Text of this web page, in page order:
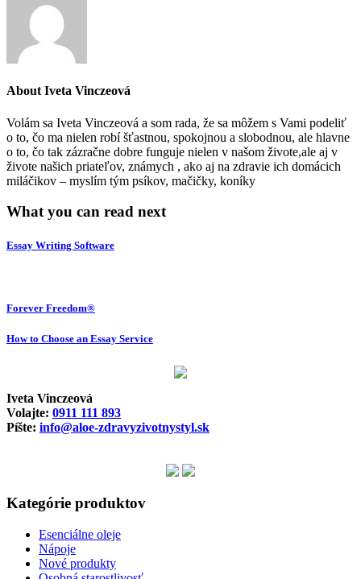
AboutIveta Vinczeová
Volám sa Iveta Vinczeová a som rada, že sa môžem s Vami podeliť
o to, čo ma nielen robí šťastnou, spokojnou a slobodnou, ale hlavne
o to, čo tak zázračne dobre funguje nielen v našom živote,ale aj v
živote našich priateľov, známych , ako aj na zdravie ich domácich
miláčikov – myslím tým psíkov, mačičky, koníky
What you can read next
Essay Writing Software
Forever Freedom®
How to Choose an Essay Service
Iveta Vinczeová
Volajte: 0911 111 893
Píšte: info@aloe-zdravyzivotnystyl.sk
Kategórie produktov
Esenciálne oleje
Nápoje
Nové produkty